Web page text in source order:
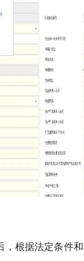
，根据法定条件